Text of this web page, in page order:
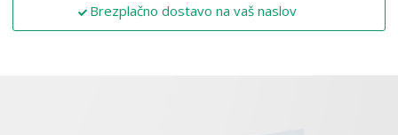
Brezplačno dostavo na vaš naslov